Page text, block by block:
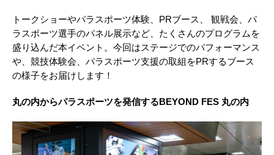
トークショーやパラスポーツ体験、PRブース、 観戦会、パ
ラスポーツ選手のパネル展示など、たくさんのプログラムを
盛り込んだ本イベント。今回はステージでのパフォーマンス
や、競技体験会、パラスポーツ支援の取組をPRするブース
の様子をお届けします！
丸の内からパラスポーツを発信するBEYOND FES 丸の内